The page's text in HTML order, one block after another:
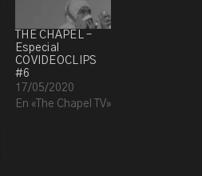
THE CHAPEL –
Especial
COVIDEOCLIPS
#6
17/05/2020
En «The Chapel TV»